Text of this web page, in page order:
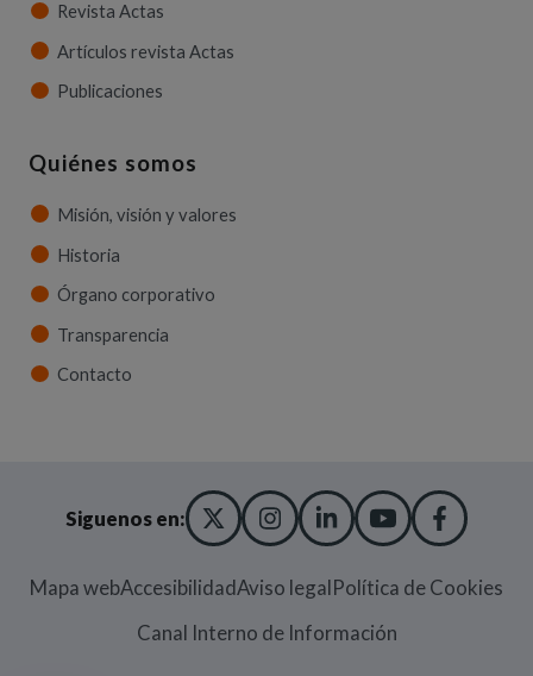
Revista Actas
Artículos revista Actas
Publicaciones
Quiénes somos
Misión, visión y valores
Historia
Órgano corporativo
Transparencia
Contacto
Siguenos en: X TWITTER
(ABRE EN NUEVA
INSTAGRAM
(ABRE EN NUEVA
LINKEDIN
(ABRE EN
YOUTUBE
(ABRE EN
Mapa webAccesibilidadAviso legalPolítica de Cookies
Canal Interno de Información(Abre en